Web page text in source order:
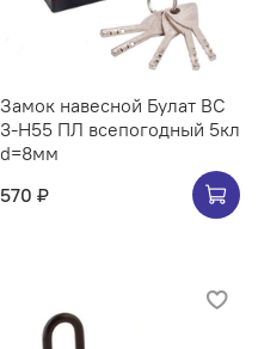
Замок навесной Булат ВС
3-Н55 ПЛ всепогодный 5кл
d=8мм
570 ₽